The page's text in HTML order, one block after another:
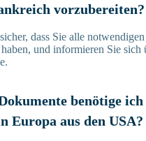
vorzubereiten?
dass Sie alle
und informieren Sie sich
benötige
Europa aus den USA?